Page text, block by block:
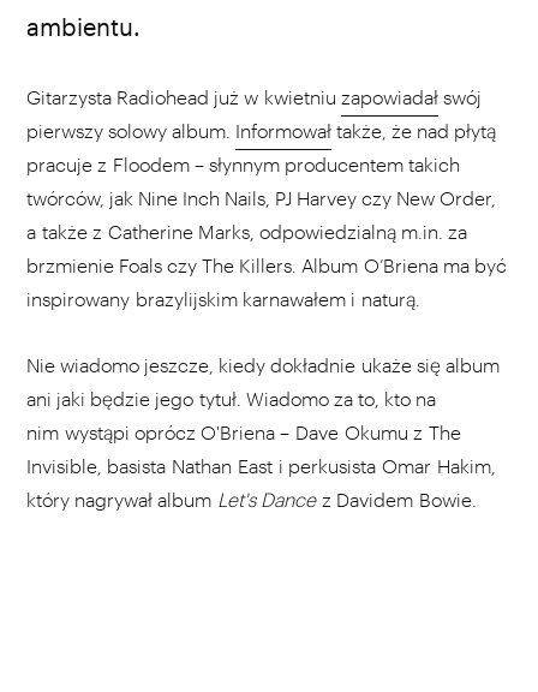
ambientu.
Gitarzysta Radiohead już w kwietniu zapowiadał swój
pierwszy solowy album. Informował także, że nad płytą
pracuje z Floodem – słynnym producentem takich
twórców, jak Nine Inch Nails, PJ Harvey czy New Order,
a także z Catherine Marks, odpowiedzialną m.in. za
brzmienie Foals czy The Killers. Album O’Briena ma być
inspirowany brazylijskim karnawałem i naturą.
Nie wiadomo jeszcze, kiedy dokładnie ukaże się album
ani jaki będzie jego tytuł. Wiadomo za to, kto na
nim wystąpi oprócz O'Briena – Dave Okumu z The
Invisible, basista Nathan East i perkusista Omar Hakim,
który nagrywał album Let's Dancez Davidem Bowie.